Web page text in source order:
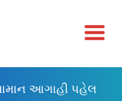
આગાહી પહેલ